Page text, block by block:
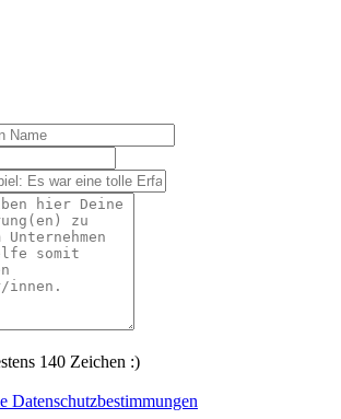
140 Zeichen :)
Datenschutzbestimmungen